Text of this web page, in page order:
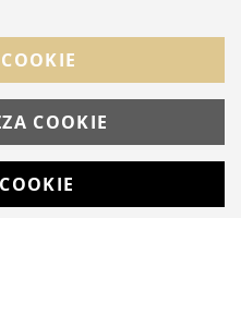
MEDIA
COOKIE